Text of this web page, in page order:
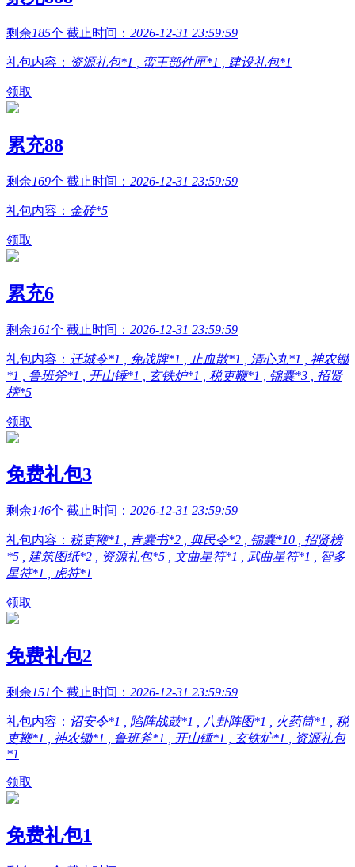
剩余185个 截止时间： 2026-12-31 23:59:59
礼包内容： 资源礼包*1 , 蛮王部件匣*1 , 建设礼包*1
领取
累充88
剩余169个 截止时间： 2026-12-31 23:59:59
礼包内容： 金砖*5
领取
累充6
剩余161个 截止时间： 2026-12-31 23:59:59
礼包内容： 迁城令*1 , 免战牌*1 , 止血散*1 , 清心丸*1 , 神农锄
*1 , 鲁班斧*1 , 开山锤*1 , 玄铁炉*1 , 税吏鞭*1 , 锦囊*3 , 招贤
榜*5
领取
免费礼包3
剩余146个 截止时间： 2026-12-31 23:59:59
礼包内容： 税吏鞭*1 , 青囊书*2 , 典民令*2 , 锦囊*10 , 招贤榜
*5 , 建筑图纸*2 , 资源礼包*5 , 文曲星符*1 , 武曲星符*1 , 智多
星符*1 , 虎符*1
领取
免费礼包2
剩余151个 截止时间： 2026-12-31 23:59:59
礼包内容： 诏安令*1 , 陷阵战鼓*1 , 八卦阵图*1 , 火药筒*1 , 税
吏鞭*1 , 神农锄*1 , 鲁班斧*1 , 开山锤*1 , 玄铁炉*1 , 资源礼包
*1
领取
免费礼包1